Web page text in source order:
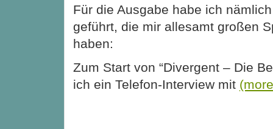
Für die Ausgabe habe ich
geführt, die mir allesamt großen
haben:
Zum Start von “Divergent – Die
ich ein Telefon-Interview mit